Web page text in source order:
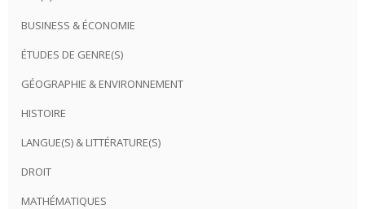
BUSINESS & ÉCONOMIE
ÉTUDES DE GENRE(S)
GÉOGRAPHIE & ENVIRONNEMENT
HISTOIRE
LANGUE(S) & LITTÉRATURE(S)
DROIT
MATHÉMATIQUES